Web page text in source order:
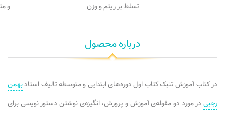
تسلط بر ریتم و وزن
و
درباره محصول
در کتاب آموزش تنبک کتاب اول دوره‌های ابتدایی و متوسطه تالیف استادبهمن
رجبی در مورد دو مقوله‌ی آموزش و پرورش، انگیزه‌ی نوشتن دستور نویسی برای